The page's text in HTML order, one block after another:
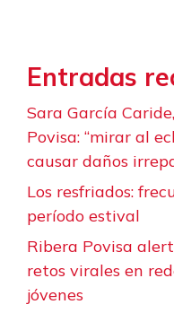
Entradas
Sara García
Povisa: “mirar al
causar daños
Los resfriados:
período estival
Ribera Povisa
retos virales en
jóvenes